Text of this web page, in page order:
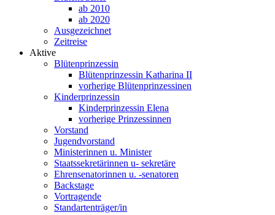
ab 2010
ab 2020
Ausgezeichnet
Zeitreise
Aktive
Blütenprinzessin
Blütenprinzessin Katharina II
vorherige Blütenprinzessinen
Kinderprinzessin
Kinderprinzessin Elena
vorherige Prinzessinnen
Vorstand
Jugendvorstand
Ministerinnen u. Minister
Staatssekretärinnen u- sekretäre
Ehrensenatorinnen u. -senatoren
Backstage
Vortragende
Standartenträger/in